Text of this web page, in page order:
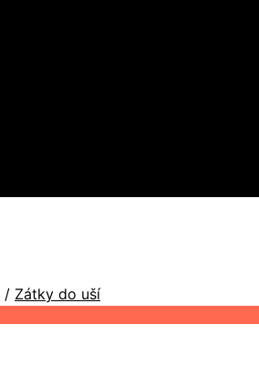
/ Zátky do uší